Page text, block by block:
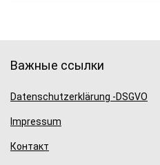
Важные ссылки
Datenschutzerklärung -DSGVO
Impressum
Контакт